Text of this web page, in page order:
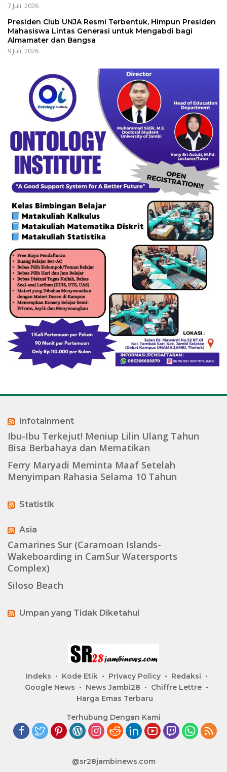
7 Juli, 2026
Presiden Club UNJA Resmi Terbentuk, Himpun Presiden
Mahasiswa Lintas Generasi untuk Mengabdi bagi
Almamater dan Bangsa
9 Juli, 2026
Infotainment
Ibu-Ibu Terkejut! Meniup Lilin Ulang Tahun
Bisa Berbahaya dan Mematikan
Ferry Maryadi Meminta Maaf Setelah
Menyimpan Rahasia Selama 10 Tahun
Statistik
Asia
Camarines Sur (Caramoan Islands-
Wakeboarding in CamSur Watersports
Complex)
Siloso Beach
Umpan yang Tidak Diketahui
Indeks Kode Etik Privacy Policy
Redaksi
Google News
News Jambi28
Chiffre Lettre
Harga Emas Terbaru
Terhubung Dengan Kami
@sr28jambinews.com